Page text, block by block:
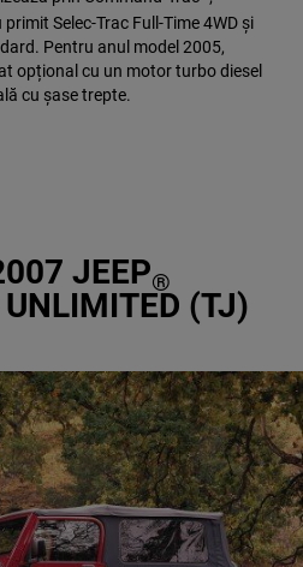
Selec-Trac Full-Time 4WD și
Pentru anul model 2005,
opțional cu un motor turbo diesel
cu șase trepte.
JEEP®
(TJ)